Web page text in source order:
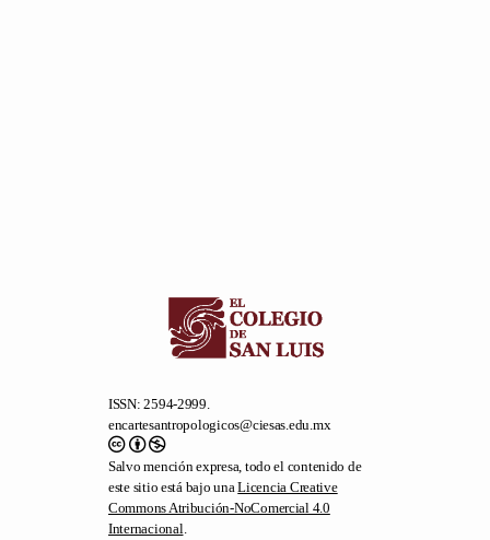
ISSN: 2594-2999.
encartesantropologicos@ciesas.edu.mx
Salvo mención expresa, todo el contenido de
este sitio está bajo unaLicencia Creative
Commons Atribución-NoComercial 4.0
Internacional.